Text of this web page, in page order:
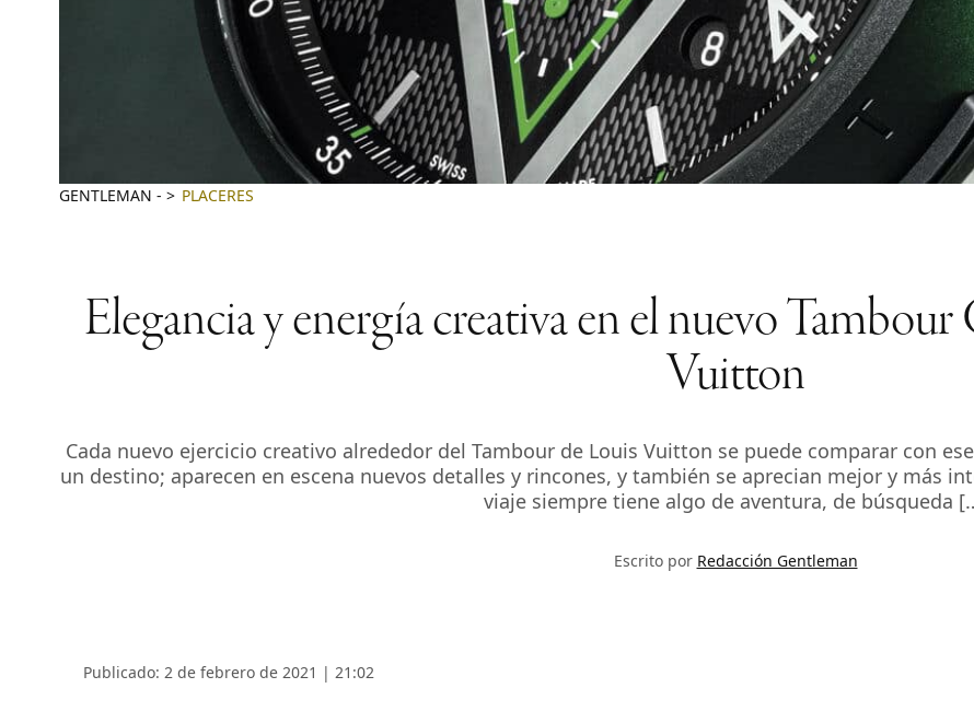
GENTLEMAN - PLACERES
Elegancia y energía creativa en el nuevo
Vuitton
Cada nuevo ejercicio creativo alrededor del Tambour de Louis Vuitton se puede comparar con
un destino; aparecen en escena nuevos detalles y rincones, y también se aprecian mejor y más
viaje siempre tiene algo de aventura, de búsqueda
Escrito por Redacción Gentleman
Publicado: 2 de febrero de 2021 | 21:02